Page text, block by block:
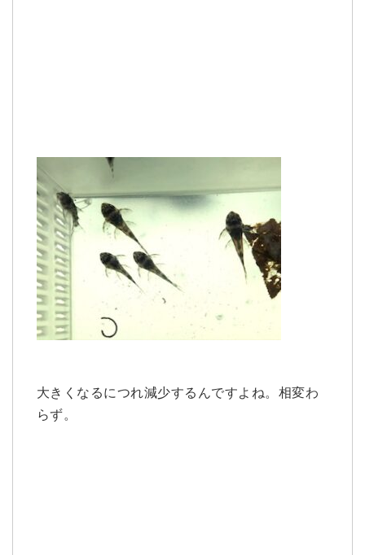
大きくなるにつれ減少するんですよね。相変わ
らず。